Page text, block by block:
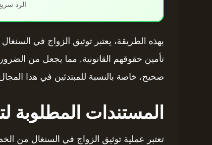
الرد
بهذه الطريقة، يعتبر توثيق الزواج في
تأمين حقوقهم القانونية. مما يجعل من
صحيح، خاصة بالنسبة للمبتدئين في هذا
المستندات المطلوبة
تعتبر عملية توثيق الزواج في السنغال من